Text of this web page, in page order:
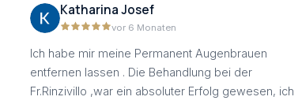
Katharina Josef
vor 6 Monaten
Ich habe mir meine Permanent Augenbrauen
entfernen lassen . Die Behandlung bei der
Fr.Rinzivillo ,war ein absoluter Erfolg gewesen, ich